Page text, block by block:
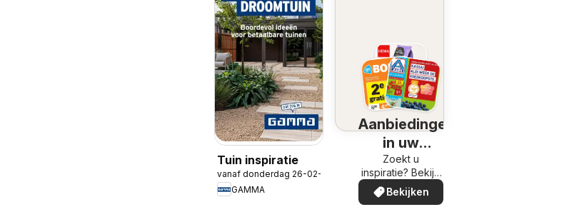
Tuin inspiratie
vanaf donderdag 26-02-2026
GAMMA
Aanbiedingen
in uw
omgeving
Zoekt u
inspiratie? Bekijk
de aanbiedingen
in uw buurt!
Bekijken